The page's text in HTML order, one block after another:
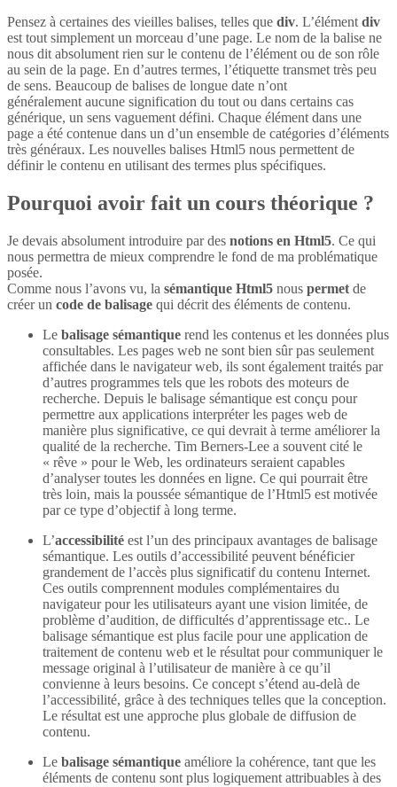
Pensez à certaines des vieilles balises, telles que div. L’élément div
est tout simplement un morceau d’une page. Le nom de la balise ne
nous dit absolument rien sur le contenu de l’élément ou de son rôle
au sein de la page. En d’autres termes, l’étiquette transmet très peu
de sens. Beaucoup de balises de longue date n’ont
généralement aucune signification du tout ou dans certains cas
générique, un sens vaguement défini. Chaque élément dans une
page a été contenue dans un d’un ensemble de catégories d’éléments
très généraux. Les nouvelles balises Html5 nous permettent de
définir le contenu en utilisant des termes plus spécifiques.
Pourquoi avoir fait un cours théorique ?
Je devais absolument introduire par des notions en Html5. Ce qui
nous permettra de mieux comprendre le fond de ma problématique
posée.
Comme nous l’avons vu, la sémantique Html5 nous permet de
créer un code de balisage qui décrit des éléments de contenu.
Le balisage sémantique rend les contenus et les données plus
consultables. Les pages web ne sont bien sûr pas seulement
affichée dans le navigateur web, ils sont également traités par
d’autres programmes tels que les robots des moteurs de
recherche. Depuis le balisage sémantique est conçu pour
permettre aux applications interpréter les pages web de
manière plus significative, ce qui devrait à terme améliorer la
qualité de la recherche. Tim Berners-Lee a souvent cité le
« rêve » pour le Web, les ordinateurs seraient capables
d’analyser toutes les données en ligne. Ce qui pourrait être
très loin, mais la poussée sémantique de l’Html5 est motivée
par ce type d’objectif à long terme.
L’accessibilité est l’un des principaux avantages de balisage
sémantique. Les outils d’accessibilité peuvent bénéficier
grandement de l’accès plus significatif du contenu Internet.
Ces outils comprennent modules complémentaires du
navigateur pour les utilisateurs ayant une vision limitée, de
problème d’audition, de difficultés d’apprentissage etc.. Le
balisage sémantique est plus facile pour une application de
traitement de contenu web et le résultat pour communiquer le
message original à l’utilisateur de manière à ce qu’il
convienne à leurs besoins. Ce concept s’étend au-delà de
l’accessibilité, grâce à des techniques telles que la conception.
Le résultat est une approche plus globale de diffusion de
contenu.
Le balisage sémantique améliore la cohérence, tant que les
éléments de contenu sont plus logiquement attribuables à des